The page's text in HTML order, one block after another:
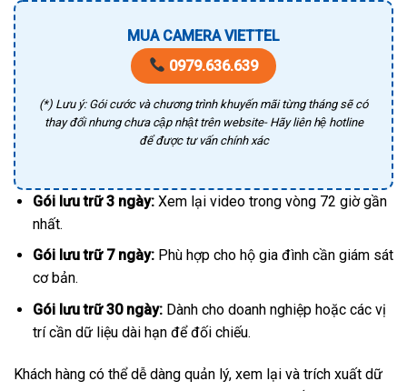
MUA CAMERA VIETTEL
0979.636.639
(*) Lưu ý: Gói cước và chương trình khuyến mãi từng tháng sẽ có
thay đổi nhưng chưa cập nhật trên website- Hãy liên hệ hotline
để được tư vấn chính xác
Gói lưu trữ 3 ngày:Xem lại video trong vòng 72 giờ gần
nhất.
Gói lưu trữ 7 ngày:Phù hợp cho hộ gia đình cần giám sát
cơ bản.
Gói lưu trữ 30 ngày:Dành cho doanh nghiệp hoặc các vị
trí cần dữ liệu dài hạn để đối chiếu.
Khách hàng có thể dễ dàng quản lý, xem lại và trích xuất dữ